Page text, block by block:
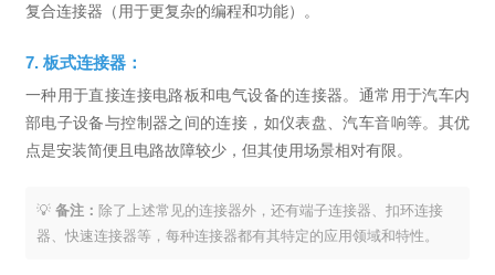
复合连接器（用于更复杂的编程和功能）。
7. 板式连接器：
一种用于直接连接电路板和电气设备的连接器。通常用于汽车内
部电子设备与控制器之间的连接，如仪表盘、汽车音响等。其优
点是安装简便且电路故障较少，但其使用场景相对有限。
备注： 除了上述常见的连接器外，还有端子连接器、扣环连接
器、快速连接器等，每种连接器都有其特定的应用领域和特性。